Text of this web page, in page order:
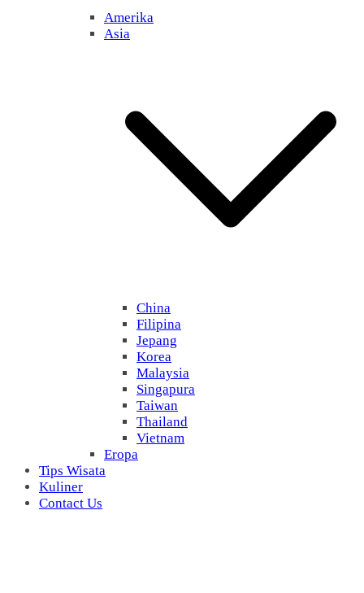
Amerika
Asia
China
Filipina
Jepang
Korea
Malaysia
Singapura
Taiwan
Thailand
Vietnam
Eropa
Tips Wisata
Kuliner
Contact Us